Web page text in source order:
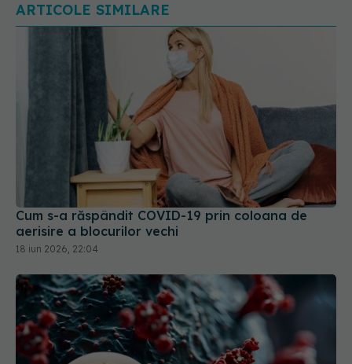
ARTICOLE SIMILARE
Cum s-a răspândit COVID-19 prin coloana de
aerisire a blocurilor vechi
18 iun 2026, 22:04